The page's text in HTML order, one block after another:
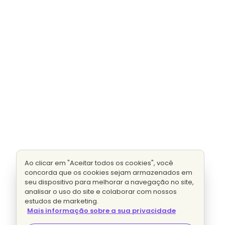
Ao clicar em "Aceitar todos os cookies", você
concorda que os cookies sejam armazenados em
seu dispositivo para melhorar a navegação no site,
analisar o uso do site e colaborar com nossos
estudos de marketing.
Mais informação sobre a sua privacidade